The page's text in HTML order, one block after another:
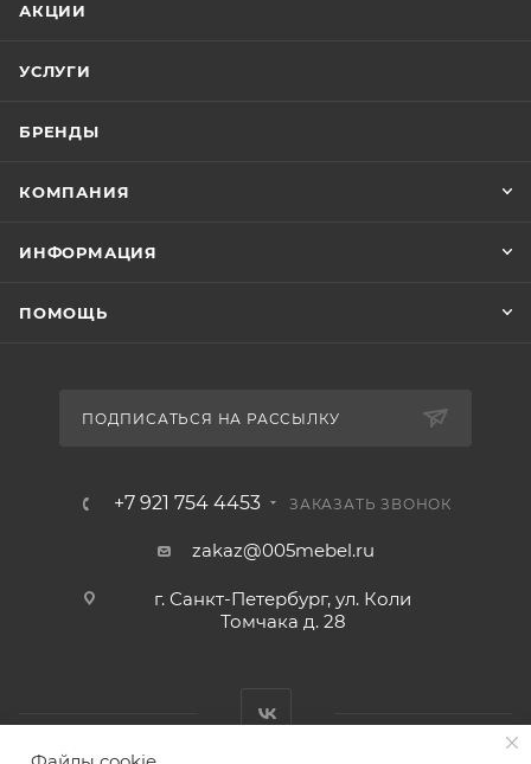
АКЦИИ
УСЛУГИ
БРЕНДЫ
КОМПАНИЯ
ИНФОРМАЦИЯ
ПОМОЩЬ
ПОДПИСАТЬСЯ НА РАССЫЛКУ
+7 921 754 4453 ЗАКАЗАТЬ ЗВОНОК
zakaz@005mebel.ru
г. Санкт-Петербург, ул. Коли
Томчака д. 28